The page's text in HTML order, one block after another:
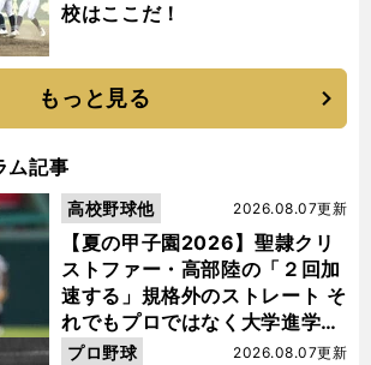
校はここだ！
もっと見る
ム記事
【夏の甲子園2026】聖隷クリ
ストファー・高部陸の「２回加
速する」規格外のストレート そ
れでもプロではなく大学進学を
選ぶ理由
2026.08.07更新
高校野球他
2026.08.07更新
プロ野球